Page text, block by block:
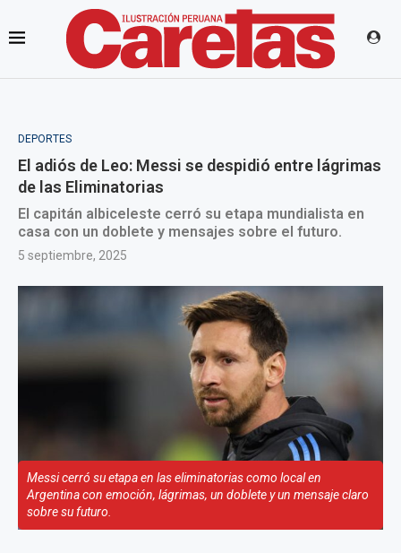
DEPORTES
El adiós de Leo: Messi se despidió entre lágrimas
de las Eliminatorias
El capitán albiceleste cerró su etapa mundialista en
casa con un doblete y mensajes sobre el futuro.
5 septiembre, 2025
Messi cerró su etapa en las eliminatorias como local en
Argentina con emoción, lágrimas, un doblete y un mensaje claro
sobre su futuro.